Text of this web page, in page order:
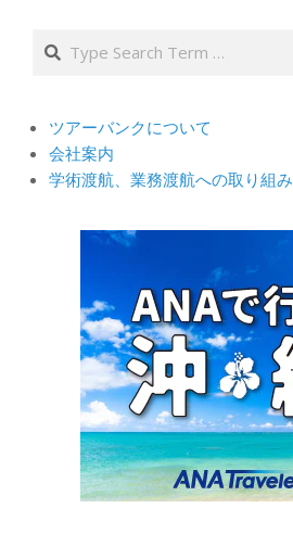
Search
ツアーバンクについて
会社案内
学術渡航、業務渡航への取り組み